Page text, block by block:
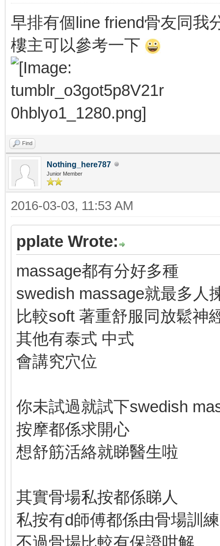
早排有個line friend骨友同我
樓主可以參考一下
Find
Nothing_here787
Junior Member
2016-03-03, 11:53 AM
pplate Wrote:
massage都有分好多種
swedish massage就最多人
比較soft 著重舒服同放鬆神
其他有泰式 中式
會講究穴位
你未試過就試下swedish
按摩都係求開心
想舒筋活絡就睇醫生啦
其實骨場私按都係睇人
私按有d師傅都係由骨場訓練
不過骨場比較有保證咁解